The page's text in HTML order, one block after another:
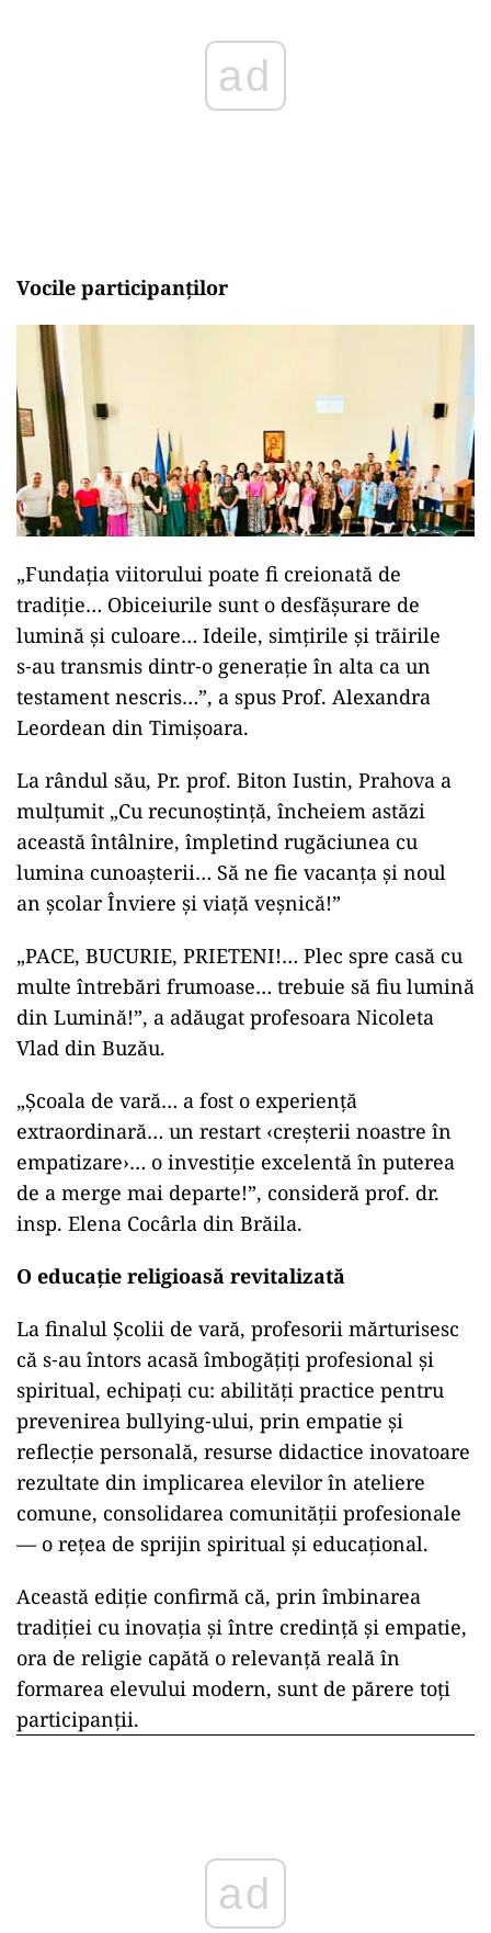
ad
Vocile participanților
„Fundația viitorului poate fi creionată de
tradiție… Obiceiurile sunt o desfășurare de
lumină și culoare… Ideile, simțirile și trăirile
s‑au transmis dintr‑o generație în alta ca un
testament nescris…”, a spus Prof. Alexandra
Leordean din Timișoara.
La rândul său, Pr. prof. Biton Iustin, Prahova a
mulțumit „Cu recunoștință, încheiem astăzi
această întâlnire, împletind rugăciunea cu
lumina cunoașterii… Să ne fie vacanța și noul
an școlar Înviere și viață veșnică!”
„PACE, BUCURIE, PRIETENI!… Plec spre casă cu
multe întrebări frumoase… trebuie să fiu lumină
din Lumină!”, a adăugat profesoara Nicoleta
Vlad din Buzău.
„Școala de vară… a fost o experiență
extraordinară… un restart ‹creșterii noastre în
empatizare›… o investiție excelentă în puterea
de a merge mai departe!”, consideră prof. dr.
insp. Elena Cocârla din Brăila.
O educație religioasă revitalizată
La finalul Școlii de vară, profesorii mărturisesc
că s‑au întors acasă îmbogățiți profesional și
spiritual, echipați cu: abilități practice pentru
prevenirea bullying‑ului, prin empatie și
reflecție personală, resurse didactice inovatoare
rezultate din implicarea elevilor în ateliere
comune, consolidarea comunității profesionale
— o rețea de sprijin spiritual și educațional.
Această ediție confirmă că, prin îmbinarea
tradiției cu inovația și între credință și empatie,
ora de religie capătă o relevanță reală în
formarea elevului modern, sunt de părere toți
participanții.
ad